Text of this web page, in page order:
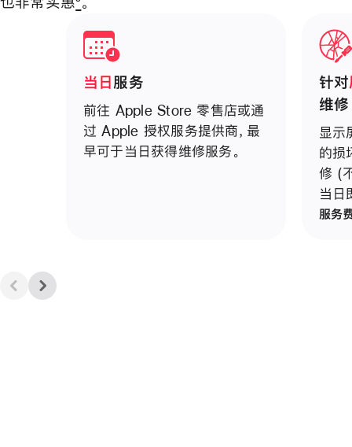
当日 服务
前往 Apple Store 零售店或通
过 Apple 授权服务提供商，最
早可于当日获得维修服务。
针对
维修
显示
的损
修 (
当日
服务